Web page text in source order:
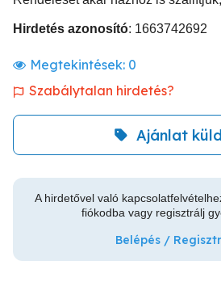
Hirdetés azonosító: 1663742692
Megtekintések: 0
Szabálytalan hirdetés?
Ajánlat
A hirdetővel való
fiókodba vagy regisztrálj
Belépés /